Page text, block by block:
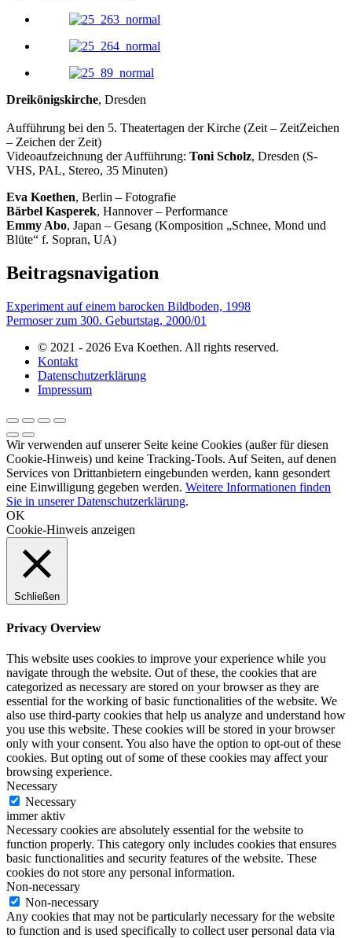
Dreikönigskirche, Dresden
Aufführung bei den 5. Theatertagen der Kirche (Zeit – ZeitZeichen
– Zeichen der Zeit)
Videoaufzeichnung der Aufführung: Toni Scholz, Dresden (S-
VHS, PAL, Stereo, 35 Minuten)
Eva Koethen, Berlin – Fotografie
Bärbel Kasperek, Hannover – Performance
Emmy Abo, Japan – Gesang (Komposition „Schnee, Mond und
Blüte“ f. Sopran, UA)
Beitragsnavigation
Experiment auf einem barocken Bildboden, 1998
Permoser zum 300. Geburtstag, 2000/01
© 2021 - 2026 Eva Koethen. All rights reserved.
Kontakt
Datenschutzerklärung
Impressum
Wir verwenden auf unserer Seite keine Cookies (außer für diesen
Cookie-Hinweis) und keine Tracking-Tools. Auf Seiten, auf denen
Services von Drittanbietern eingebunden werden, kann gesondert
eine Einwilligung gegeben werden. Weitere Informationen finden
Sie in unserer Datenschutzerklärung.
OK
Cookie-Hinweis anzeigen
Schließen
Privacy Overview
This website uses cookies to improve your experience while you
navigate through the website. Out of these, the cookies that are
categorized as necessary are stored on your browser as they are
essential for the working of basic functionalities of the website. We
also use third-party cookies that help us analyze and understand how
you use this website. These cookies will be stored in your browser
only with your consent. You also have the option to opt-out of these
cookies. But opting out of some of these cookies may affect your
browsing experience.
Necessary
Necessary
immer aktiv
Necessary cookies are absolutely essential for the website to
function properly. This category only includes cookies that ensures
basic functionalities and security features of the website. These
cookies do not store any personal information.
Non-necessary
Non-necessary
Any cookies that may not be particularly necessary for the website
to function and is used specifically to collect user personal data via